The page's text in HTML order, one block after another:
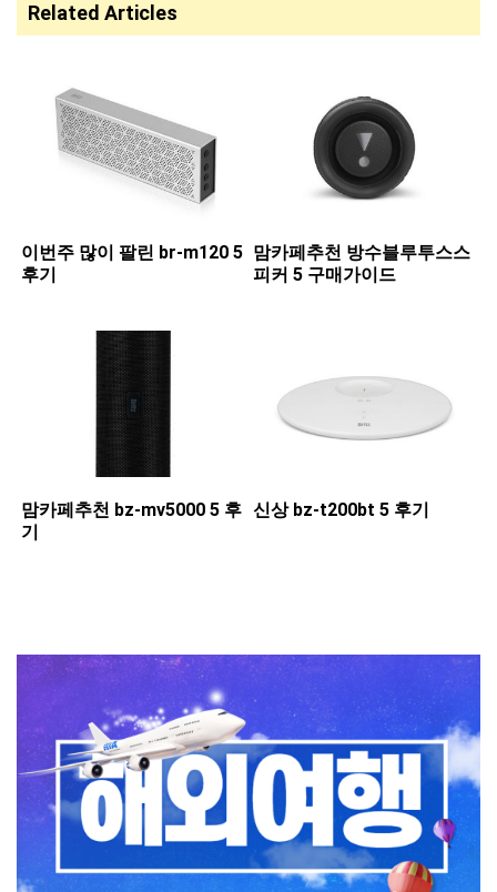
Related Articles
이번주 많이 팔린 ​br-m120 5
후기
맘카페추천 ​방수블루투스스
피커 5 구매가이드
맘카페추천 ​bz-mv5000 5 후
기
신상 ​bz-t200bt 5 후기